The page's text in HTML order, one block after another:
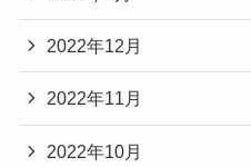
2022年12月
2022年11月
2022年10月